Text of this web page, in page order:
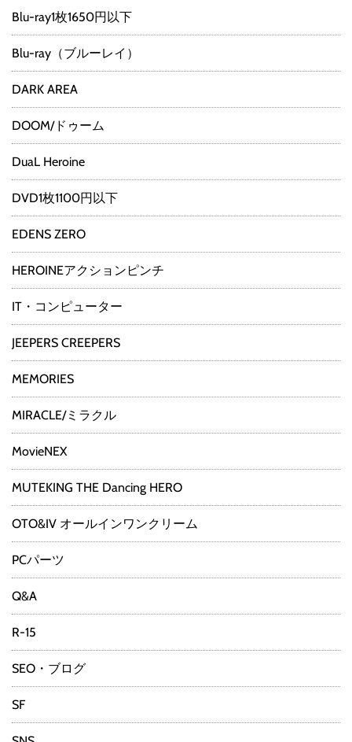
Blu-ray1枚1650円以下
Blu-ray（ブルーレイ）
DARK AREA
DOOM/ドゥーム
DuaL Heroine
DVD1枚1100円以下
EDENS ZERO
HEROINEアクションピンチ
IT・コンピューター
JEEPERS CREEPERS
MEMORIES
MIRACLE/ミラクル
MovieNEX
MUTEKING THE Dancing HERO
OTO&IV オールインワンクリーム
PCパーツ
Q&A
R-15
SEO・ブログ
SF